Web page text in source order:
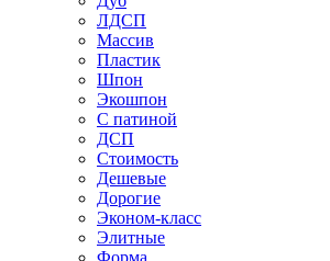
ЛДСП
Массив
Пластик
Шпон
Экошпон
С патиной
ДСП
Стоимость
Дешевые
Дорогие
Эконом-класс
Элитные
Форма